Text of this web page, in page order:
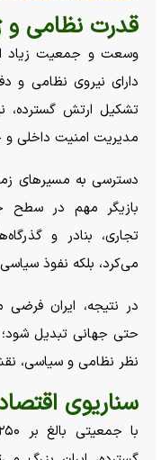
قدرت نظامی و
وسعت و جمعیت زیاد
دارای نیروی نظامی و
تشکیل ارتش گسترده،
مدیریت امنیت داخلی و
دسترسی به مسیر‌های
بازیگر مهم در سطح
تجاری، بنادر و
می‌کرد، بلکه نفوذ
در نتیجه، ایران
حتی جهانی تبدیل
نظر نظامی و سیاسی،
سناریوی